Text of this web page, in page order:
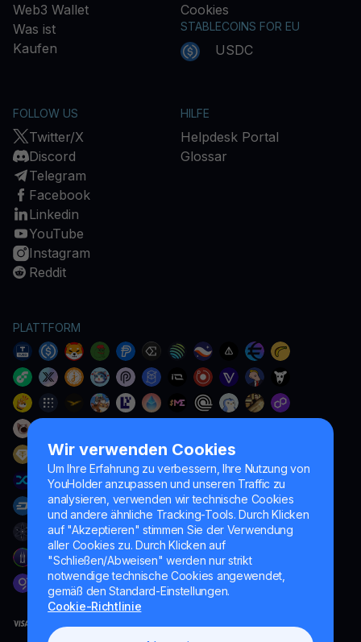
Wir verwenden Cookies
Um Ihre Erfahrung zu verbessern, Ihre Nutzung von
YouHolder anzupassen und unseren Traffic zu
analysieren, verwenden wir technische Cookies
und andere ähnliche Tracking-Tools. Durch Klicken
auf "Akzeptieren" stimmen Sie der Verwendung
aller Cookies zu. Durch Klicken auf
"Schließen/Abweisen" werden nur strikt
notwendige technische Cookies angewendet,
gemäß den Standard-Einstellungen.
Cookie-Richtlinie
Web3 Wallet
Was ist
Kaufen
Cookies
STABLECOINS FOR EU
USDC
FOLLOW US
Twitter/X
Discord
Telegram
Facebook
Linkedin
YouTube
Instagram
Reddit
HILFE
Helpdesk Portal
Glossar
PLATTFORM